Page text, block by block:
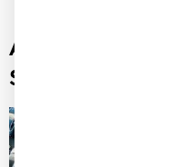
Aufbau einer
Struktur,